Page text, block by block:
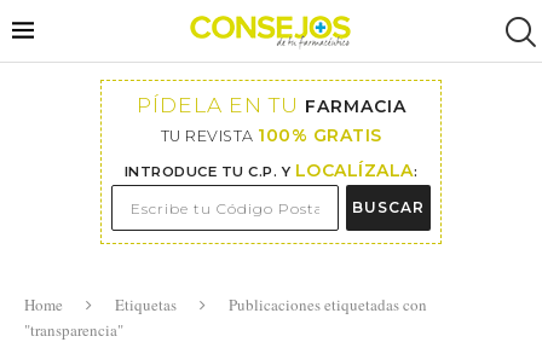
PÍDELA EN TU FARMACIA
TU REVISTA 100% GRATIS
INTRODUCE TU C.P. Y LOCALÍZALA:
BUSCAR
Home Etiquetas
Publicaciones etiquetadas con
"transparencia"